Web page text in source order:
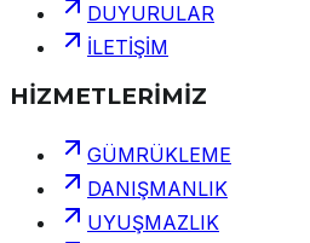
DUYURULAR
İLETİŞİM
HİZMETLERİMİZ
GÜMRÜKLEME
DANIŞMANLIK
UYUŞMAZLIK